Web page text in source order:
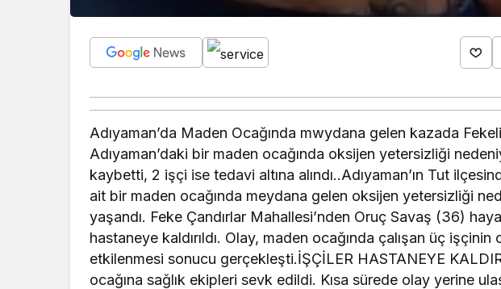
Adıyaman’da Maden Ocağında mwydana gelen kazada
Adıyaman’daki bir maden ocağında oksijen yetersizliği
kaybetti, 2 işçi ise tedavi altına alındı..Adıyaman’ın Tut
ait bir maden ocağında meydana gelen oksijen yetersizliği
yaşandı. Feke Çandırlar Mahallesi’nden Oruç Savaş (36)
hastaneye kaldırıldı. Olay, maden ocağında çalışan üç
etkilenmesi sonucu gerçekleşti.İŞÇİLER HASTANEYE
ocağına sağlık ekipleri sevk edildi. Kısa sürede olay yerine